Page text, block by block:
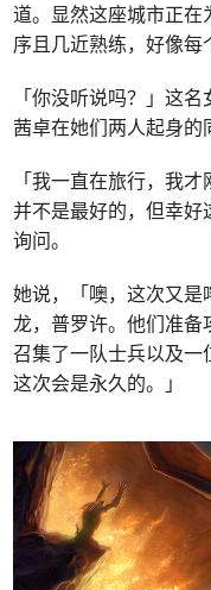
道。显然这座城市正
序且几近熟练，好像每
「你没听说吗？」这
茜卓在她们两人起身的
「我一直在旅行，我
并不是最好的，但幸
询问。
她说，「噢，这次又
龙，普罗许。他们准
召集了一队士兵以及
这次会是永久的。」